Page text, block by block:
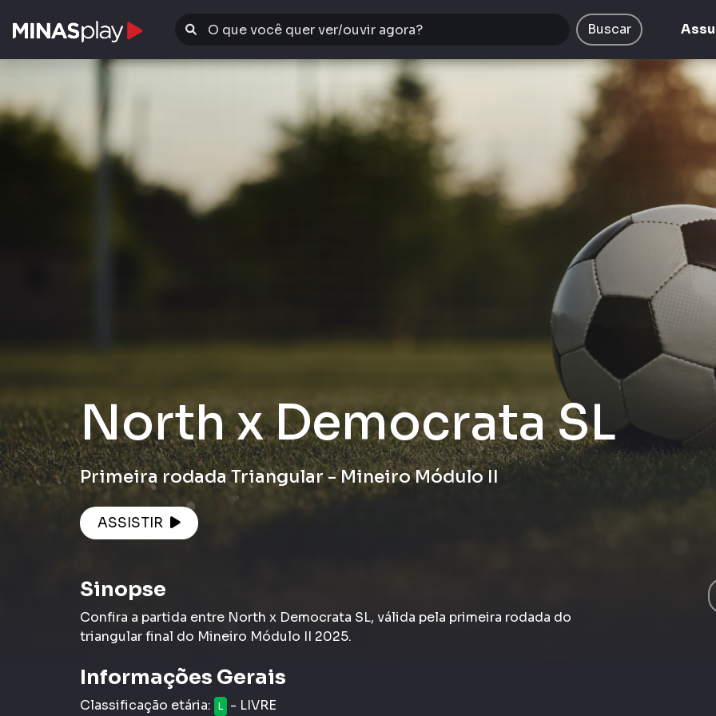
Buscar
North x Democrata SL
Primeira rodada Triangular - Mineiro Módulo II
ASSISTIR
Sinopse
Confira a partida entre North x Democrata SL, válida pela primeira rodada do
triangular final do Mineiro Módulo II 2025.
Informações Gerais
Classificação etária: L - LIVRE